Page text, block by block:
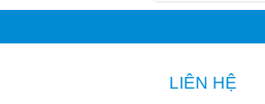
LIÊN HỆ